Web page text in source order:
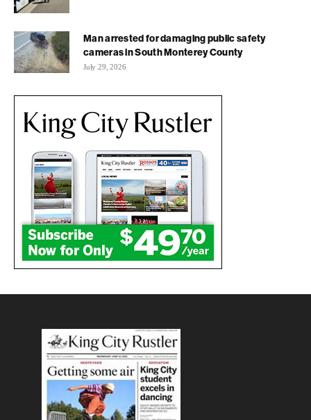
Man arrested for damaging public safety
cameras in South Monterey County
July 29, 2026